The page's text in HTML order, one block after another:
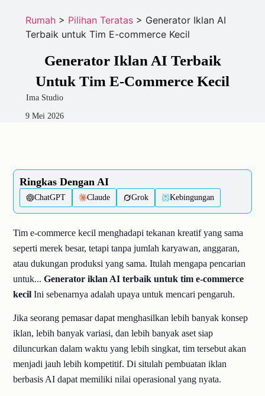
Rumah> Pilihan Teratas> Generator Iklan AI
Terbaik untuk Tim E-commerce Kecil
Generator Iklan AI Terbaik
Untuk Tim E-Commerce Kecil
Ima Studio
9 Mei 2026
Ringkas Dengan AI
ChatGPT Claude Grok Kebingungan
Tim e-commerce kecil menghadapi tekanan kreatif yang sama
seperti merek besar, tetapi tanpa jumlah karyawan, anggaran,
atau dukungan produksi yang sama. Itulah mengapa pencarian
untuk...Generator iklan AI terbaik untuk tim e-commerce
kecil Ini sebenarnya adalah upaya untuk mencari pengaruh.
Jika seorang pemasar dapat menghasilkan lebih banyak konsep
iklan, lebih banyak variasi, dan lebih banyak aset siap
diluncurkan dalam waktu yang lebih singkat, tim tersebut akan
menjadi jauh lebih kompetitif. Di situlah pembuatan iklan
berbasis AI dapat memiliki nilai operasional yang nyata.